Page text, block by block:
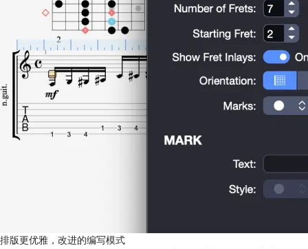
排版更优雅，改进的编写模式